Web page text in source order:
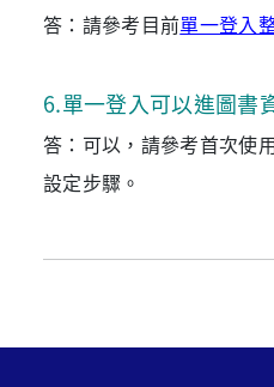
答：請參考目前單一登入
6.單一登入可以進圖書
答：可以，請參考首次使
設定步驟。